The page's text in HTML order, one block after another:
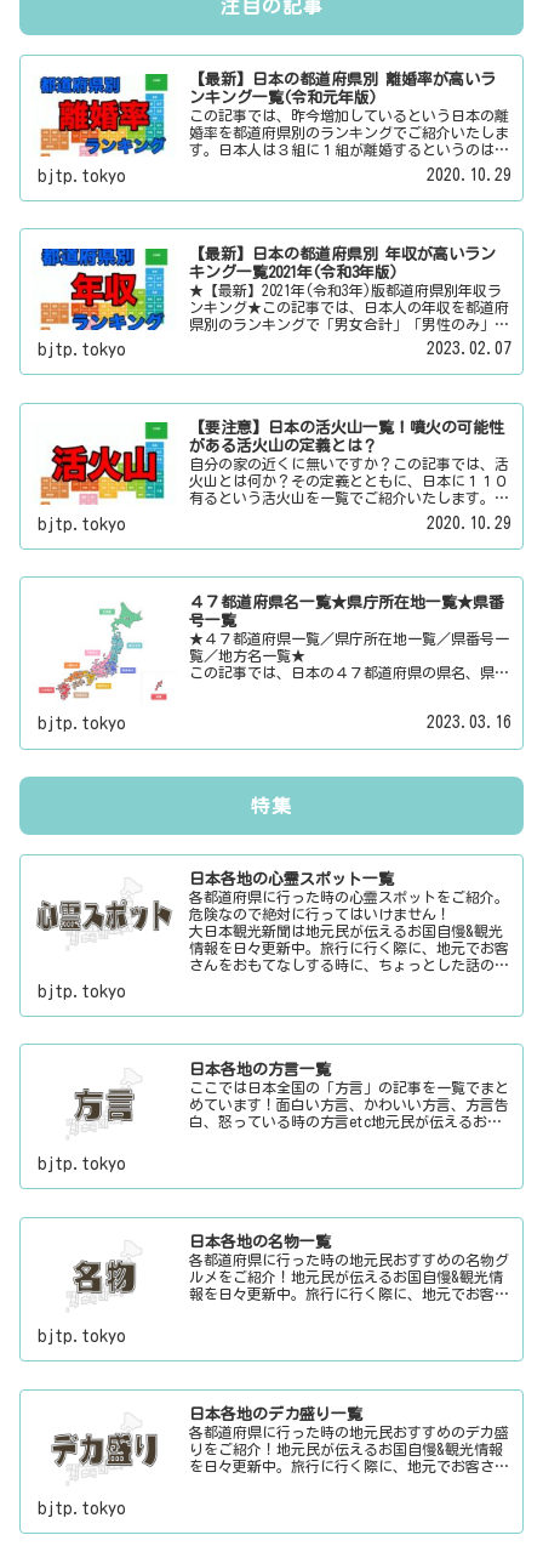
注目の記事
【最新】日本の都道府県別 離婚率が高いラ
ンキング一覧(令和元年版)
この記事では、昨今増加しているという日本の離
婚率を都道府県別のランキングでご紹介いたしま
す。日本人は３組に１組が離婚するというのは本
当なのかその真偽は？その他にも、大日本観光新
聞では、方言・お土産・名物・観光スポット・デ
ートスポット・パワースポット・心霊スポットな
bjtp.tokyo 2020.10.29
【最新】日本の都道府県別 年収が高いラン
キング一覧2021年(令和3年版)
★【最新】2021年(令和3年)版都道府県別年収ラ
ンキング★この記事では、日本人の年収を都道府
県別のランキングで「男女合計」「男性のみ」
「女性のみ」の３パターンでご紹介いたします。
また、月給と賞与（ボーナス）、平均年齢と平均
の勤続年数についても表示しています。
bjtp.tokyo 2023.02.07
【要注意】日本の活火山一覧！噴火の可能性
がある活火山の定義とは？
自分の家の近くに無いですか？この記事では、活
火山とは何か？その定義とともに、日本に１１０
有るという活火山を一覧でご紹介いたします。そ
の他にも、大日本観光新聞では、方言・お土産・
名物・観光スポット・デートスポット・パワース
ポット・心霊スポットなどの各都道府県の観光情
bjtp.tokyo 2020.10.29
４７都道府県名一覧★県庁所在地一覧★県番
号一覧
★４７都道府県一覧／県庁所在地一覧／県番号一
覧／地方名一覧★
この記事では、日本の４７都道府県の県名、県庁
のリンク先にはその地域に関する記事をご用意し
bjtp.tokyo 2023.03.16
特集
日本各地の心霊スポット一覧
各都道府県に行った時の心霊スポットをご紹介。
危険なので絶対に行ってはいけません！
大日本観光新聞は地元民が伝えるお国自慢&観光
情報を日々更新中。旅行に行く際に、地元でお客
さんをおもてなしする時に、ちょっとした話のネ
bjtp.tokyo
日本各地の方言一覧
ここでは日本全国の「方言」の記事を一覧でまと
めています！面白い方言、かわいい方言、方言告
白、怒っている時の方言etc地元民が伝えるお国
bjtp.tokyo
日本各地の名物一覧
各都道府県に行った時の地元民おすすめの名物グ
ルメをご紹介！地元民が伝えるお国自慢&観光情
報を日々更新中。旅行に行く際に、地元でお客さ
bjtp.tokyo
日本各地のデカ盛り一覧
各都道府県に行った時の地元民おすすめのデカ盛
りをご紹介！地元民が伝えるお国自慢&観光情報
を日々更新中。旅行に行く際に、地元でお客さん
bjtp.tokyo